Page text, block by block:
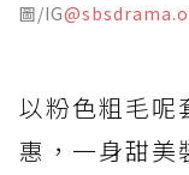
圖/IG
以粉色粗毛呢
惠，一身甜美